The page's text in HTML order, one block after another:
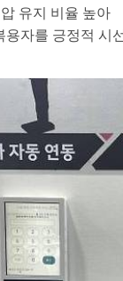
유지 비율 높아
용자를 긍정적 시